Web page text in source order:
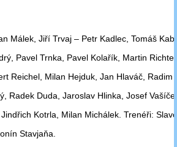
Málek, Jiří Trvaj – Petr Kadlec, Tomáš
Pavel Trnka, Pavel Kolařík, Martin
Reichel, Milan Hejduk, Jan Hlaváč, Radim
Radek Duda, Jaroslav Hlinka, Josef
Kotrla, Milan Michálek. Trenéři:
Stavjaňa.